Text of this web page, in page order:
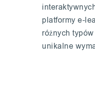
platformy e-
różnych
unikalne